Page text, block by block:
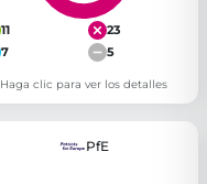
11
23
7
5
Haga clic para ver los detalles
PfE